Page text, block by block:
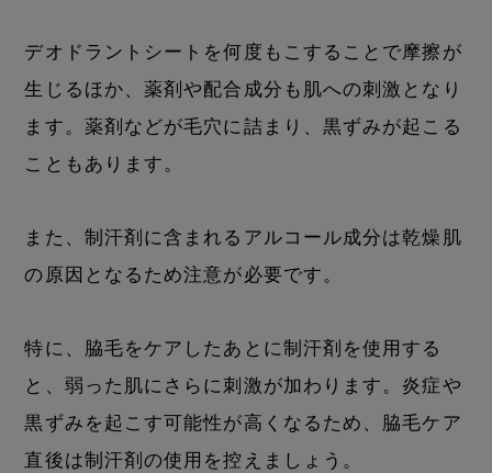
デオドラントシートを何度もこすることで摩擦が
生じるほか、薬剤や配合成分も肌への刺激となり
ます。薬剤などが毛穴に詰まり、黒ずみが起こる
こともあります。
また、制汗剤に含まれるアルコール成分は乾燥肌
の原因となるため注意が必要です。
特に、脇毛をケアしたあとに制汗剤を使用する
と、弱った肌にさらに刺激が加わります。炎症や
黒ずみを起こす可能性が高くなるため、脇毛ケア
直後は制汗剤の使用を控えましょう。